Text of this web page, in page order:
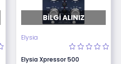
BILGI ALINIZ
Elysia
Elysia Xpressor 500